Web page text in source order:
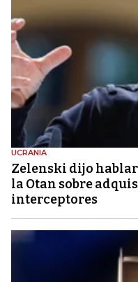
UCRANIA
Zelenski dijo
la Otan sobre
interceptores